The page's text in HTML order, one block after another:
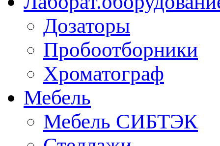
Дозаторы
Пробоотборники
Хроматограф
Мебель
Мебель СИБТЭК